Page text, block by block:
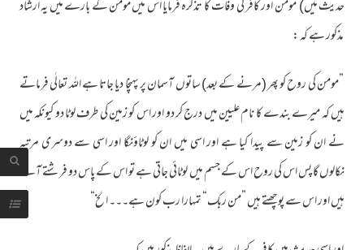
حدیث میں) مومن اور کافر کی وفات کا تذکرہ فرمایا اس میں مومن کے بارے میں یہ ارشاد
مذکور ہے کہ :
”مومن کی روح کو پھر (مرنے کے بعد) ساتوں آسمان پر پہنچا دیا جاتا ہے اللہ تعالٰی فرماتے
ہیں کہ میرے بندے کا نام علیین میں درج کر دو اور اس کو زمین کی طرف لوٹا دو کیونکہ میں
نے ان کو زمین سے پیدا کیا ہے اور اسی میں ان کو لوٹاؤنگا اور اسی سے دوسری مرتبہ
نکالوں گا پس اس کی روح اس کے جسم میں لوٹائی جاتی ہے تو اس کے پاس دو فرشتے آتے
ہیں اور اس سے پوچھتے ہیں ”من ربك“ تمہارا رب کون ہے۔۔۔ الخ“